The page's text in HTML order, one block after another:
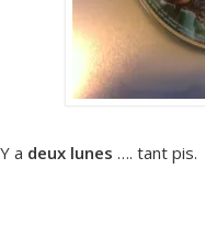
Y a deux lunes …. tant pis.